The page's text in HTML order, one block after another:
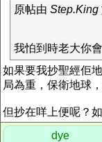
原帖由 Step.King
我怕到時老大你
如果要我抄聖經佢
局為重，保衛地球
但抄在咩上便呢？
dye